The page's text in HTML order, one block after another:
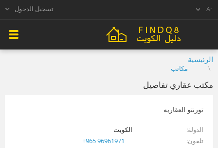
تسجيل الدخول
الرئيسية
مكاتب
مكتب عقاري تفاصيل
تورنتو العقاريه
الدولة
الكويت
تلفون
+965 96961971